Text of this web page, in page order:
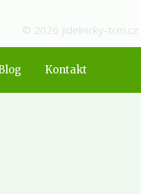
Kontakt
© 2026 jidelnicky-tcm.cz